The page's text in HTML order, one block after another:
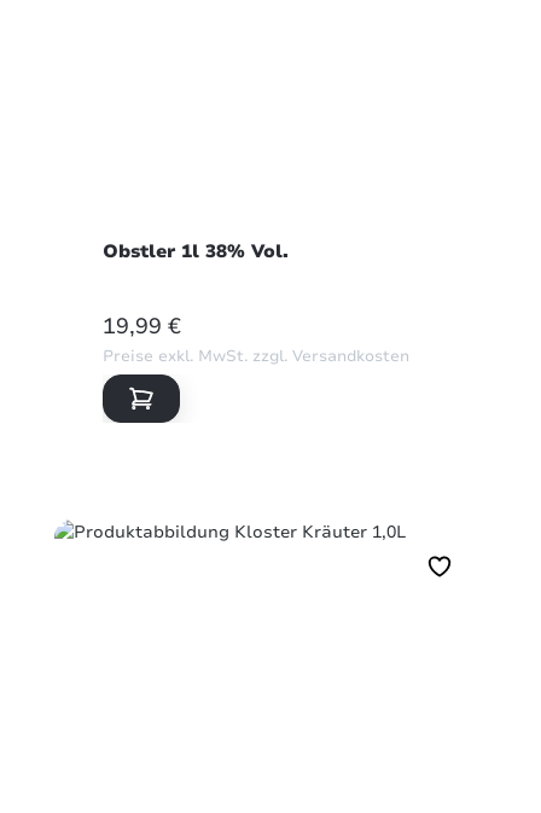
Obstler 1l 38% Vol.
REGULÄRER PREIS:
19,99 €
Preise exkl. MwSt. zzgl. Versandkosten